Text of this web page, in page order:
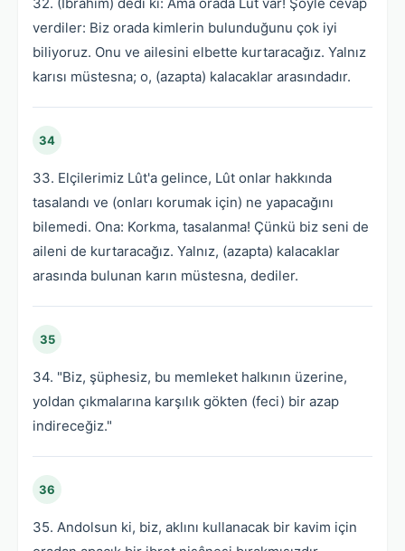
verdiler: Biz orada kimlerin bulunduğunu çok iyi
biliyoruz. Onu ve ailesini elbette kurtaracağız. Yalnız
karısı müstesna; o, (azapta) kalacaklar arasındadır.
34
33. Elçilerimiz Lût'a gelince, Lût onlar hakkında
tasalandı ve (onları korumak için) ne yapacağını
bilemedi. Ona: Korkma, tasalanma! Çünkü biz seni de
aileni de kurtaracağız. Yalnız, (azapta) kalacaklar
arasında bulunan karın müstesna, dediler.
35
34. "Biz, şüphesiz, bu memleket halkının üzerine,
yoldan çıkmalarına karşılık gökten (feci) bir azap
indireceğiz."
36
35. Andolsun ki, biz, aklını kullanacak bir kavim için